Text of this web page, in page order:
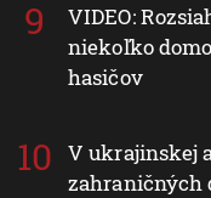
VIDEO:
niekoľko
hasičov
V ukrajinskej
zahraničných